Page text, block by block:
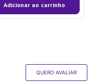
Adicionar ao carrinho
QUERO AVALIAR